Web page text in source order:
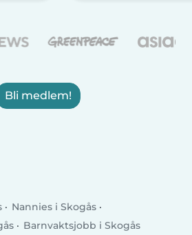
Bli medlem!
Nannies i Skogås
Barnvaktsjobb i Skogås